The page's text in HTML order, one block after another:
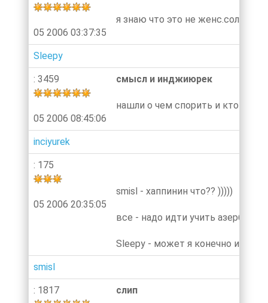
05 2006 03:37:35
я знаю что это не
Sleepy
: 3459
05 2006 08:45:06
смысл и инджиюрек
нашли о чем спорить и кто
inciyurek
: 175
05 2006 20:35:05
smisl - хаппинин что?? )))))
все - надо идти учить
Sleepy - может я конечно и не
smisl
: 1817 слип